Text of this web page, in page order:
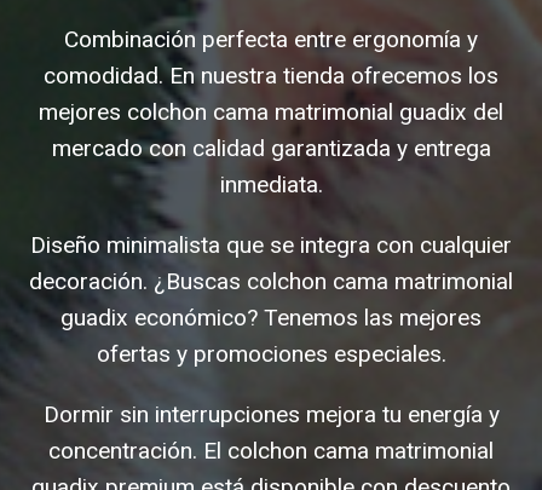
Combinación perfecta entre ergonomía y
comodidad. En nuestra tienda ofrecemos los
mejores colchon cama matrimonial guadix del
mercado con calidad garantizada y entrega
inmediata.
Diseño minimalista que se integra con cualquier
decoración. ¿Buscas colchon cama matrimonial
guadix económico? Tenemos las mejores
ofertas y promociones especiales.
Dormir sin interrupciones mejora tu energía y
concentración. El colchon cama matrimonial